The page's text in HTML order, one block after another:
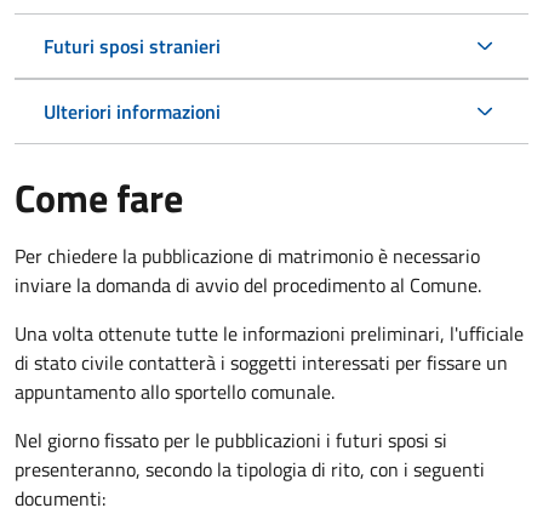
Futuri sposi stranieri
Ulteriori informazioni
Come fare
Per chiedere la pubblicazione di matrimonio è necessario
inviare la domanda di avvio del procedimento al Comune.
Una volta ottenute tutte le informazioni preliminari, l'ufficiale
di stato civile contatterà i soggetti interessati per fissare un
appuntamento allo sportello comunale.
Nel giorno fissato per le pubblicazioni i futuri sposi si
presenteranno, secondo la tipologia di rito, con i seguenti
documenti: